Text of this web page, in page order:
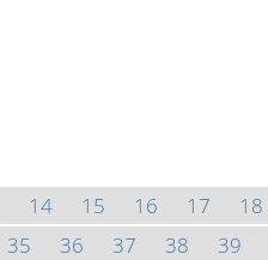
14 15 16 17 18
35 36 37 38 39